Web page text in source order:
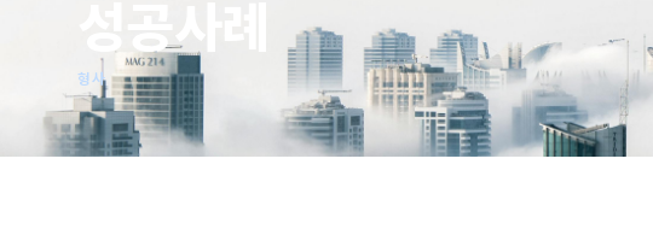
사례분석/최신동향
법률정보
법률지식인
고객후기
성공사례
형사